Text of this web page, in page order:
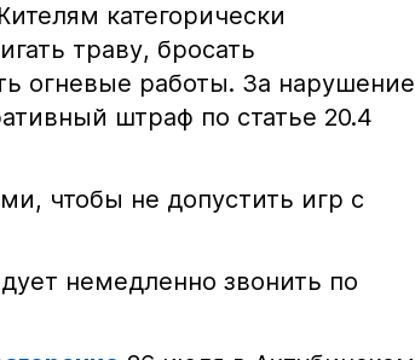
категорически
траву, бросать
огневые работы. За нарушение
штраф по статье 20.4
чтобы не допустить игр с
немедленно звонить по